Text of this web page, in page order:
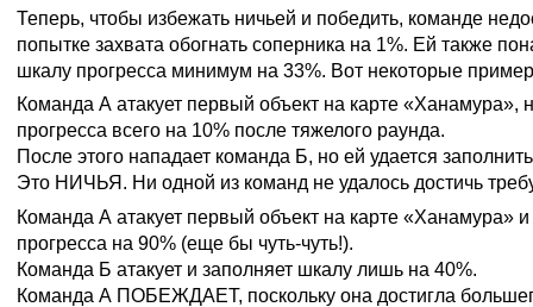
Теперь, чтобы избежать ничьей и победить, команде
попытке захвата обогнать соперника на 1%. Ей также
шкалу прогресса минимум на 33%. Вот некоторые
Команда А атакует первый объект на карте «Ханамура»,
прогресса всего на 10% после тяжелого раунда.
После этого нападает команда Б, но ей удается
Это НИЧЬЯ. Ни одной из команд не удалось достичь
Команда А атакует первый объект на карте «Ханамура»
прогресса на 90% (еще бы чуть-чуть!).
Команда Б атакует и заполняет шкалу лишь на 40%.
Команда А ПОБЕЖДАЕТ, поскольку она достигла